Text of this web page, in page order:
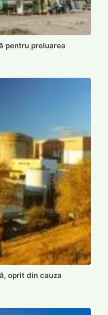
pentru preluarea
oprit din cauza